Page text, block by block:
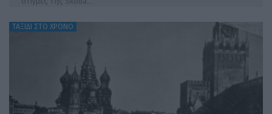
ΤΑΞΙΔΙ ΣΤΟ ΧΡΟΝΟ